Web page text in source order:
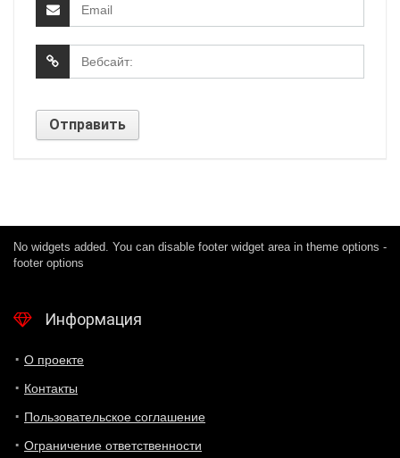
No widgets added. You can disable footer widget area in theme options -
footer options
Информация
О проекте
Контакты
Пользовательское соглашение
Ограничение ответственности